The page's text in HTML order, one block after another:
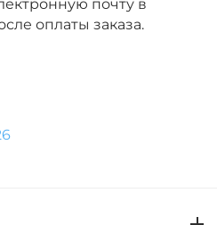
почту в
оплаты заказа.